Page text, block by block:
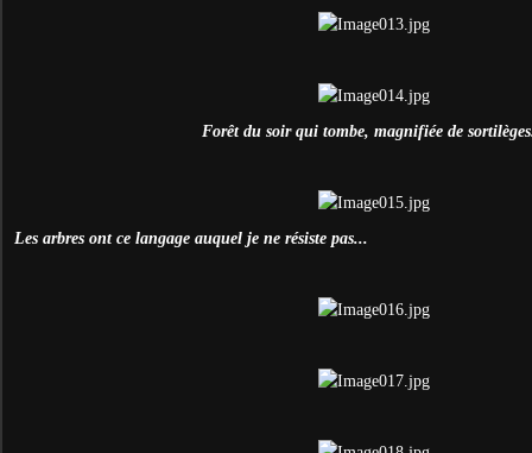
Forêt du soir qui tombe, magnifiée de
Les arbres ont ce langage auquel je ne résiste pas...